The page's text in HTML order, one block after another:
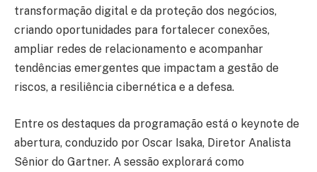
transformação digital e da proteção dos negócios,
criando oportunidades para fortalecer conexões,
ampliar redes de relacionamento e acompanhar
tendências emergentes que impactam a gestão de
riscos, a resiliência cibernética e a defesa.
Entre os destaques da programação está o keynote de
abertura, conduzido por Oscar Isaka, Diretor Analista
Sênior do Gartner. A sessão explorará como